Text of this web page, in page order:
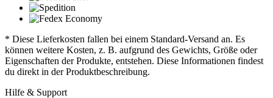
* Diese Lieferkosten fallen bei einem Standard-Versand an. Es
können weitere Kosten, z. B. aufgrund des Gewichts, Größe oder
Eigenschaften der Produkte, entstehen. Diese Informationen findest
du direkt in der Produktbeschreibung.
Hilfe & Support